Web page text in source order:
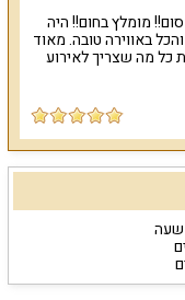
מומלץ בחום!! היה
באווירה טובה. מאוד
כל מה שצריך לאירוע
שעה